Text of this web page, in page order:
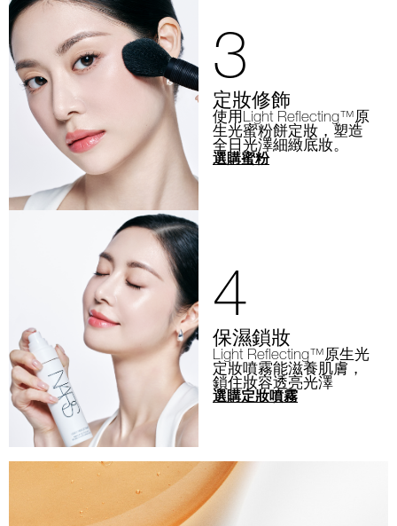
3
定妝修飾
使用Light Reflecting™原
生光蜜粉餅定妝，塑造
全日光澤細緻底妝。
選購蜜粉
4
保濕鎖妝
Light Reflecting™原生光
定妝噴霧能滋養肌膚，
鎖住妝容透亮光澤
選購定妝噴霧